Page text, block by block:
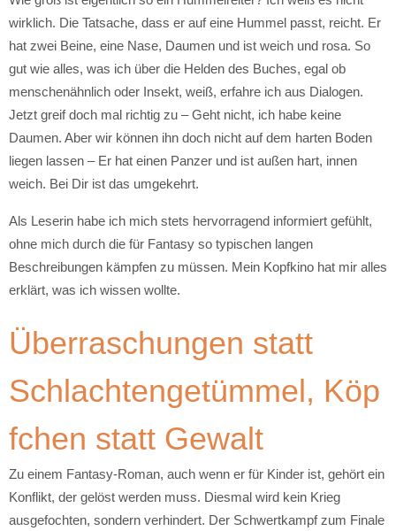
wirklich. Die Tatsache, dass er auf eine Hummel passt, reicht. Er
hat zwei Beine, eine Nase, Daumen und ist weich und rosa. So
gut wie alles, was ich über die Helden des Buches, egal ob
menschenähnlich oder Insekt, weiß, erfahre ich aus Dialogen.
Jetzt greif doch mal richtig zu – Geht nicht, ich habe keine
Daumen. Aber wir können ihn doch nicht auf dem harten Boden
liegen lassen – Er hat einen Panzer und ist außen hart, innen
weich. Bei Dir ist das umgekehrt.
Als Leserin habe ich mich stets hervorragend informiert gefühlt,
ohne mich durch die für Fantasy so typischen langen
Beschreibungen kämpfen zu müssen. Mein Kopfkino hat mir alles
erklärt, was ich wissen wollte.
Überraschungen statt
Schlachtengetümmel, Köp
fchen statt Gewalt
Zu einem Fantasy-Roman, auch wenn er für Kinder ist, gehört ein
Konflikt, der gelöst werden muss. Diesmal wird kein Krieg
ausgefochten, sondern verhindert. Der Schwertkampf zum Finale